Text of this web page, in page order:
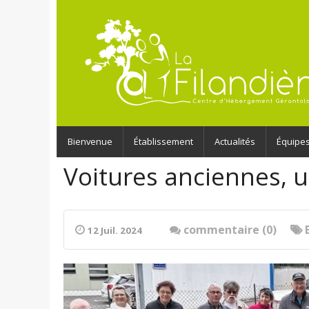
Bienvenue Établissement Actualités Équipes
Voitures anciennes,
12 Juil. 2024 commentaire (0)